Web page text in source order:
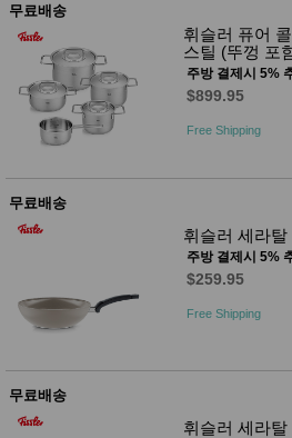
성장발
달교육
용품
션
어른내
의
유/아동
내의
패션/잡
화
보기
침구용
생활/욕
실/청소
용품
WALL
무료배송
휘슬러 퓨어
스틸 (뚜껑 포
주방 결제시 5%
$899.95
Free Shipping
무료배송
휘슬러 세라탈
주방 결제시 5%
$259.95
Free Shipping
무료배송
휘슬러 세라탈